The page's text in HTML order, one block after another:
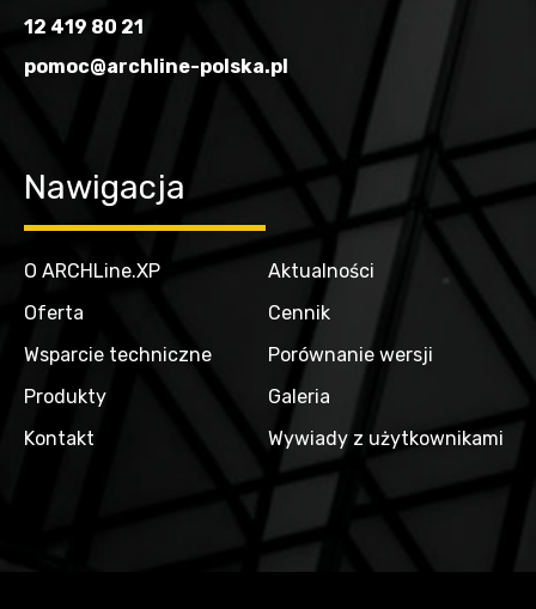
12 419 80 21
pomoc@archline-polska.pl
Nawigacja
O ARCHLine.XP
Oferta
Wsparcie techniczne
Produkty
Kontakt
Aktualności
Cennik
Porównanie wersji
Galeria
Wywiady z użytkownikami